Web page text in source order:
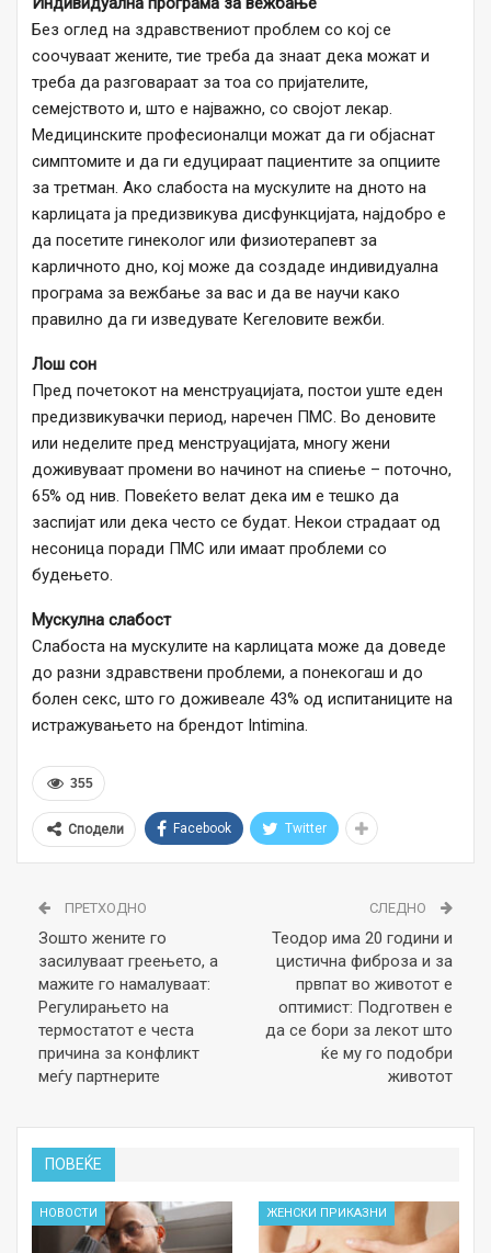
Без оглед на здравствениот проблем со кој се
соочуваат жените, тие треба да знаат дека можат и
треба да разговараат за тоа со пријателите,
семејството и, што е најважно, со својот лекар.
Медицинските професионалци можат да ги објаснат
симптомите и да ги едуцираат пациентите за опциите
за третман. Ако слабоста на мускулите на дното на
карлицата ја предизвикува дисфункцијата, најдобро е
да посетите гинеколог или физиотерапевт за
карличното дно, кој може да создаде индивидуална
програма за вежбање за вас и да ве научи како
правилно да ги изведувате Кегеловите вежби.
Лош сон
Пред почетокот на менструацијата, постои уште еден
предизвикувачки период, наречен ПМС. Во деновите
или неделите пред менструацијата, многу жени
доживуваат промени во начинот на спиење – поточно,
65% од нив. Повеќето велат дека им е тешко да
заспијат или дека често се будат. Некои страдаат од
несоница поради ПМС или имаат проблеми со
будењето.
Мускулна слабост
Слабоста на мускулите на карлицата може да доведе
до разни здравствени проблеми, а понекогаш и до
болен секс, што го доживеале 43% од испитаниците на
истражувањето на брендот Intimina.
355
Сподели Facebook Twitter
ПРЕТХОДНО
Зошто жените го
засилуваат греењето, а
мажите го намалуваат:
Регулирањето на
термостатот е честа
причина за конфликт
меѓу партнерите
СЛЕДНО
Теодор има 20 години и
цистична фиброза и за
првпат во животот е
оптимист: Подготвен е
да се бори за лекот што
ќе му го подобри
животот
ПОВЕЌЕ
НОВОСТИ ЖЕНСКИ ПРИКАЗНИ